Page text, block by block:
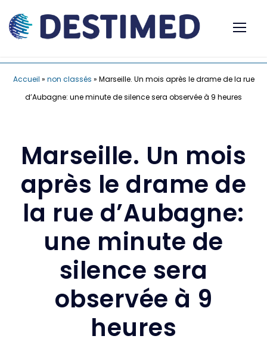
Accueil » non classés » Marseille. Un mois après le drame de la rue
d’Aubagne: une minute de silence sera observée à 9 heures
Marseille. Un mois
après le drame de
la rue d’Aubagne:
une minute de
silence sera
observée à 9
heures